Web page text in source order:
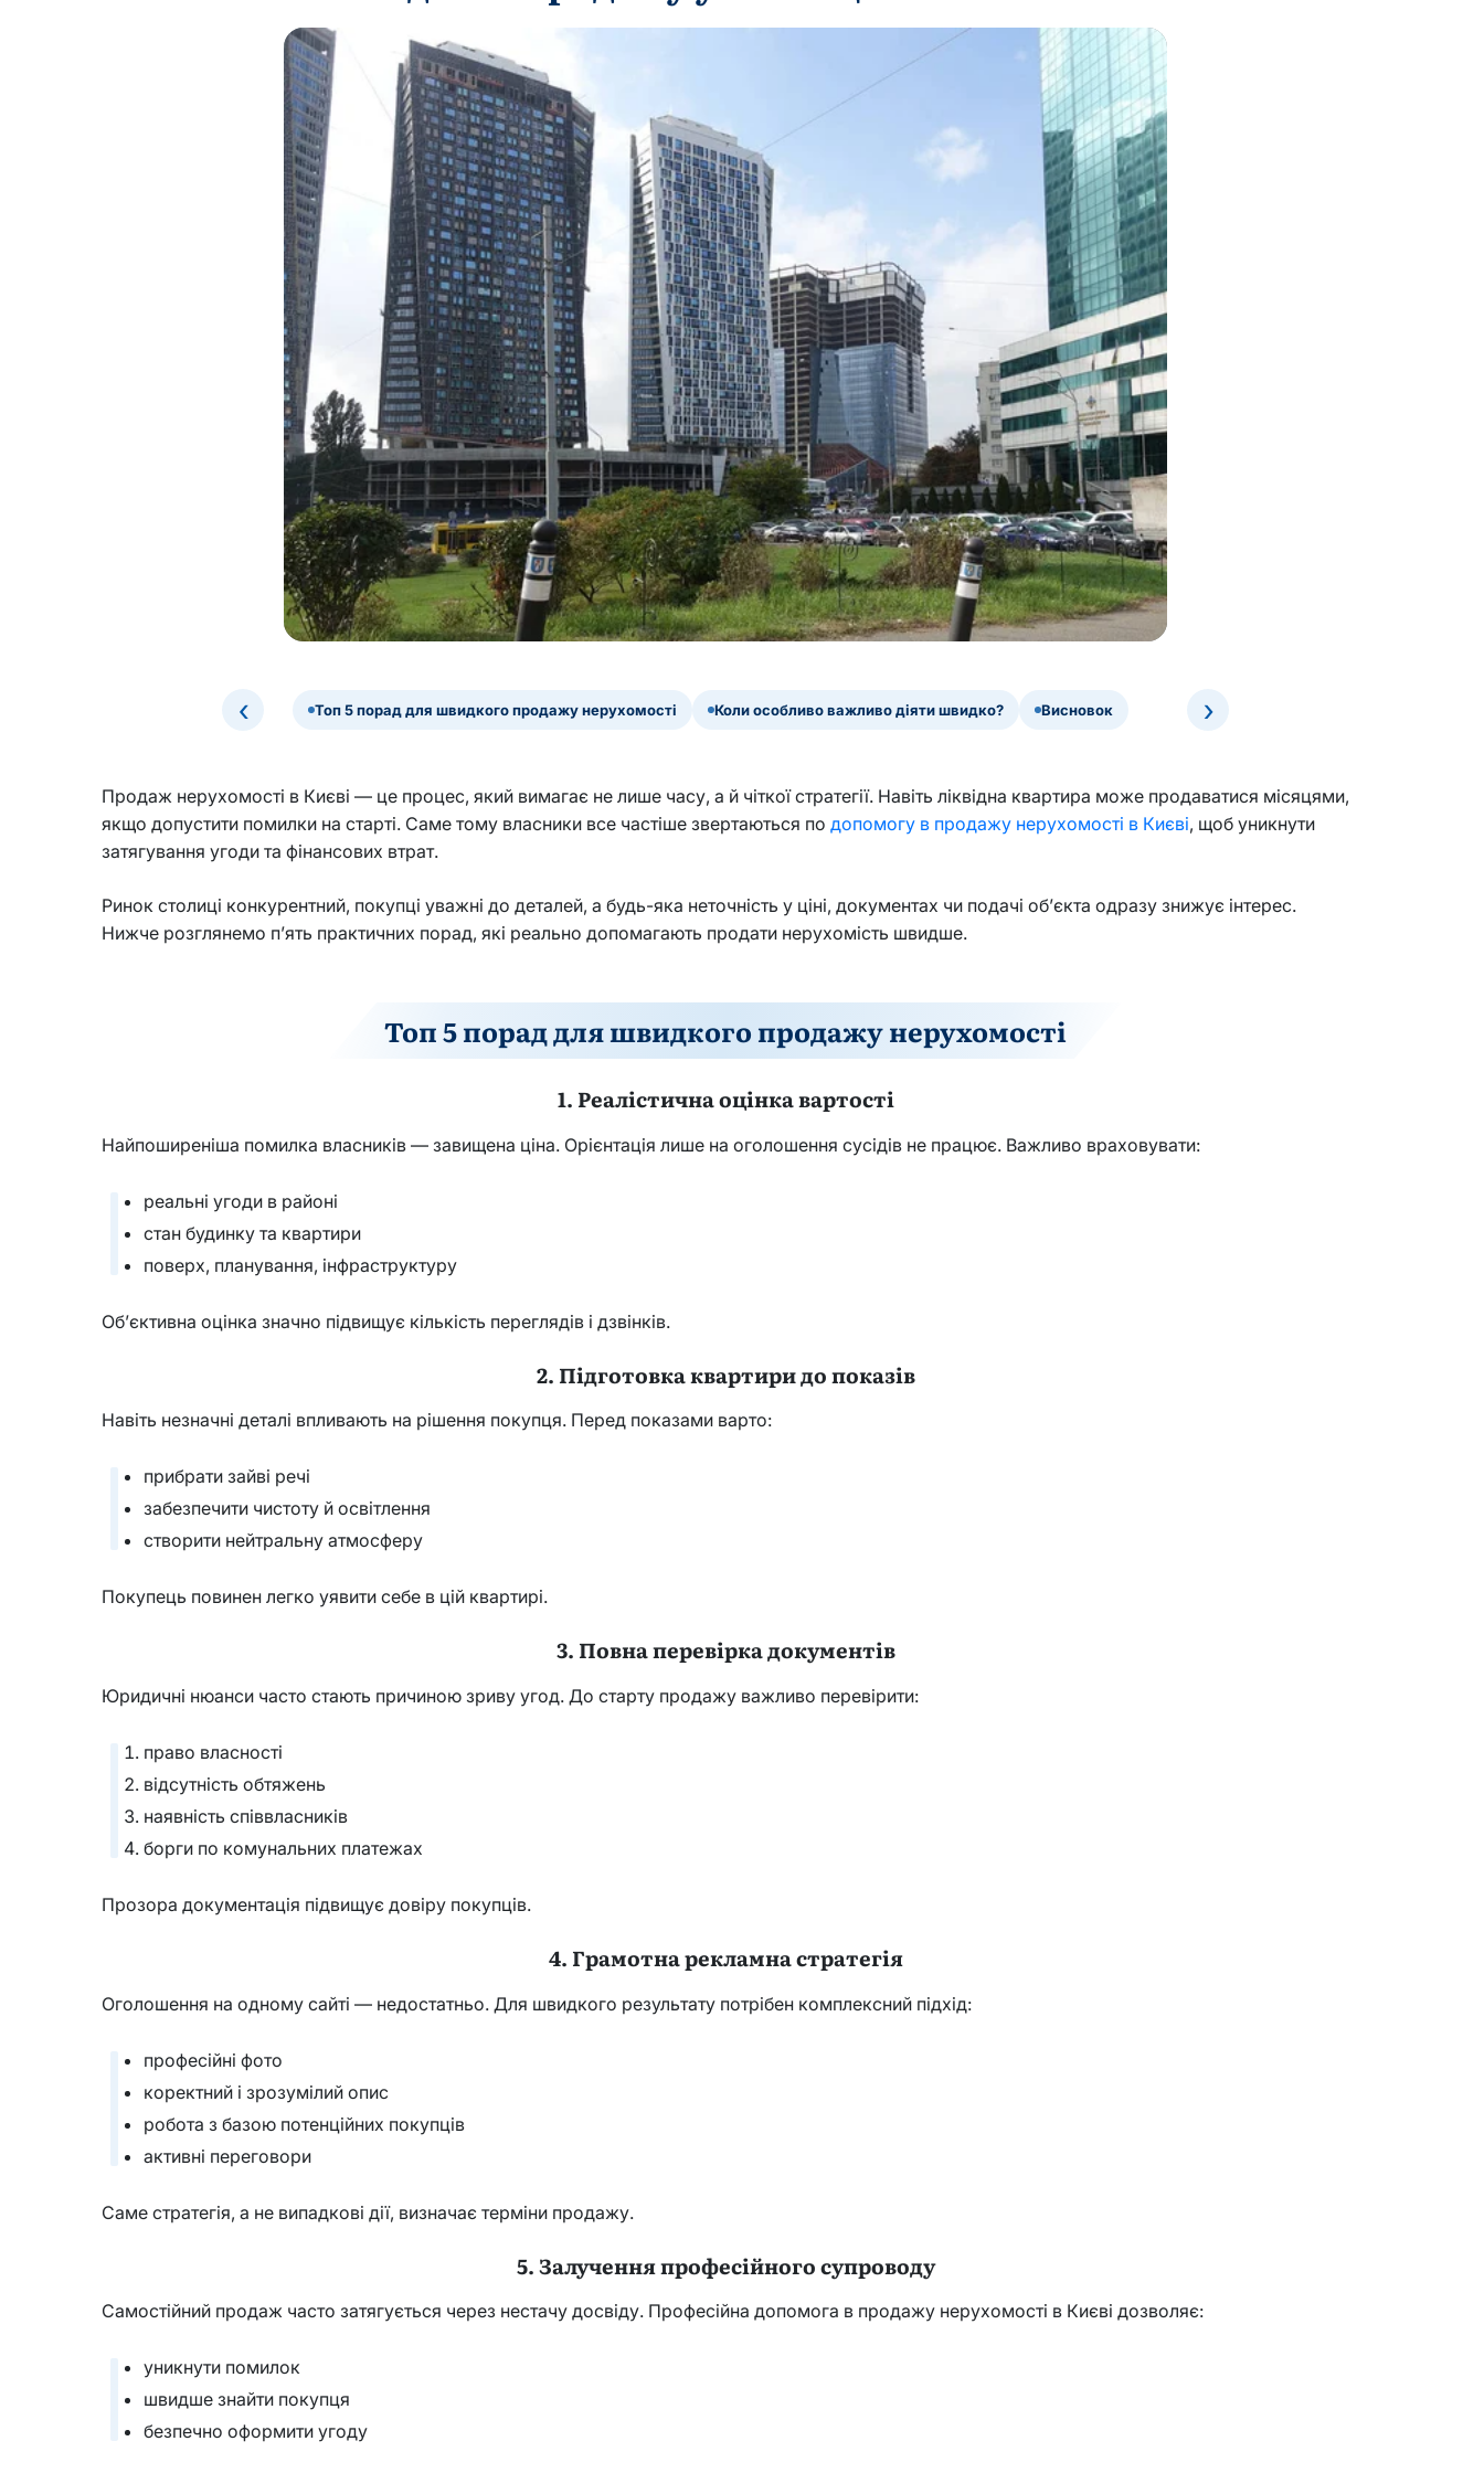
Топ 5 порад для швидкого продажу нерухомості Коли особливо важливо діяти швидко? Висновок
‹ ›
Продаж нерухомості в Києві — це процес, який вимагає не лише часу, а й чіткої стратегії. Навіть ліквідна квартира може продаватися місяцями,
якщо допустити помилки на старті. Саме тому власники все частіше звертаються по допомогу в продажу нерухомості в Києві, щоб уникнути
затягування угоди та фінансових втрат.
Ринок столиці конкурентний, покупці уважні до деталей, а будь-яка неточність у ціні, документах чи подачі об’єкта одразу знижує інтерес.
Нижче розглянемо п’ять практичних порад, які реально допомагають продати нерухомість швидше.
Топ 5 порад для швидкого продажу нерухомості
1. Реалістична оцінка вартості
Найпоширеніша помилка власників — завищена ціна. Орієнтація лише на оголошення сусідів не працює. Важливо враховувати:
реальні угоди в районі
стан будинку та квартири
поверх, планування, інфраструктуру
Об’єктивна оцінка значно підвищує кількість переглядів і дзвінків.
2. Підготовка квартири до показів
Навіть незначні деталі впливають на рішення покупця. Перед показами варто:
прибрати зайві речі
забезпечити чистоту й освітлення
створити нейтральну атмосферу
Покупець повинен легко уявити себе в цій квартирі.
3. Повна перевірка документів
Юридичні нюанси часто стають причиною зриву угод. До старту продажу важливо перевірити:
право власності
відсутність обтяжень
наявність співвласників
борги по комунальних платежах
Прозора документація підвищує довіру покупців.
4. Грамотна рекламна стратегія
Оголошення на одному сайті — недостатньо. Для швидкого результату потрібен комплексний підхід:
професійні фото
коректний і зрозумілий опис
робота з базою потенційних покупців
активні переговори
Саме стратегія, а не випадкові дії, визначає терміни продажу.
5. Залучення професійного супроводу
Самостійний продаж часто затягується через нестачу досвіду. Професійна допомога в продажу нерухомості в Києві дозволяє:
уникнути помилок
швидше знайти покупця
безпечно оформити угоду